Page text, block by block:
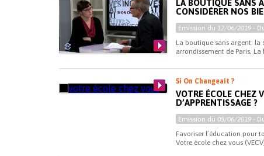
LA BOUTIQUE SANS
CONSIDÉRER NOS
Emission du12/06/2019 -
La boutique sans argent: la
arrondissement de Paris,
Si On Changeait ?
VOTRE ÉCOLE CHEZ
D’APPRENTISSAGE ?
Emission du 05/06/2019 -
Favoriser l’éducation pour
Votre école chez vous